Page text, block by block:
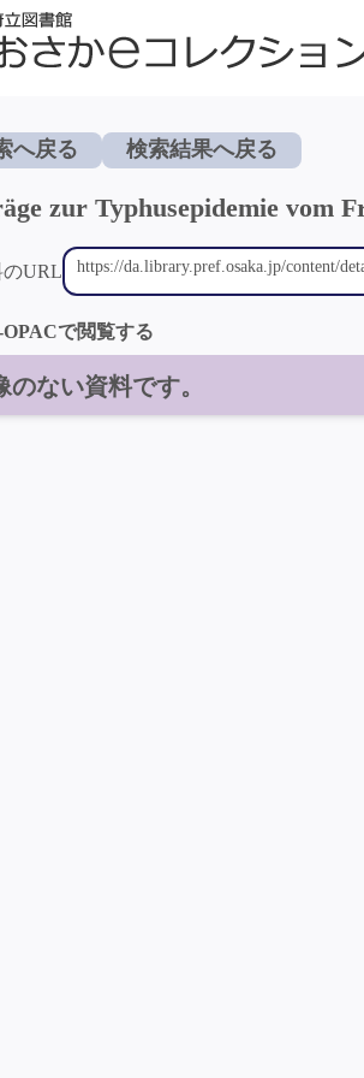
へ戻る 検索結果へ戻る
zur Typhusepidemie vom
URL
OPACで閲覧する
のない資料です。